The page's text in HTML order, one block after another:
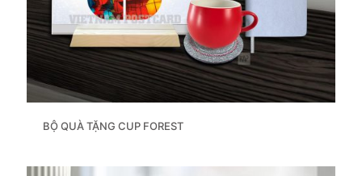
BỘ QUÀ TẶNG CUP FOREST